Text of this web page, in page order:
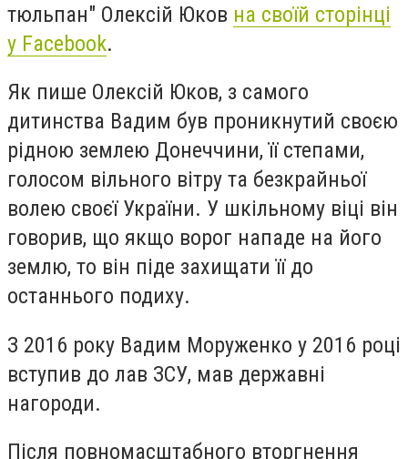
тюльпан" Олексій Юков на своїй сторінці
у Facebook.
Як пише Олексій Юков, з самого
дитинства Вадим був проникнутий своєю
рідною землею Донеччини, її степами,
голосом вільного вітру та безкрайньої
волею своєї України. У шкільному віці він
говорив, що якщо ворог нападе на його
землю, то він піде захищати її до
останнього подиху.
З 2016 року Вадим Моруженко у 2016 році
вступив до лав ЗСУ, мав державні
нагороди.
Після повномасштабного вторгнення